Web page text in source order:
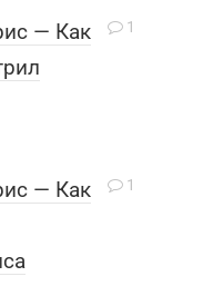
1
— Как
1
— Как